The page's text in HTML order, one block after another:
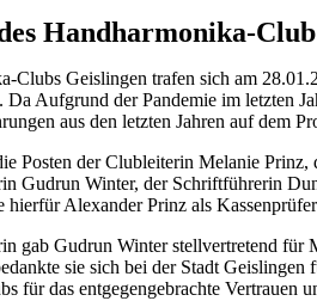
Handharmonika-Club
Clubs Geislingen trafen sich am
Aufgrund der Pandemie im letzten
aus den letzten Jahren auf dem
Posten der Clubleiterin Melanie
Gudrun Winter, der Schriftführerin
hierfür Alexander Prinz als
gab Gudrun Winter stellvertretend für
sie sich bei der Stadt
für das entgegengebrachte Vertrauen